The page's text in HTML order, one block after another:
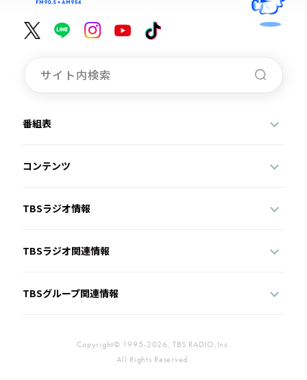
番組表
コンテンツ
TBSラジオ情報
TBSラジオ関連情報
TBSグループ関連情報
Copyright© 1995-2026, TBS RADIO,Inc.
All Rights Reserved.